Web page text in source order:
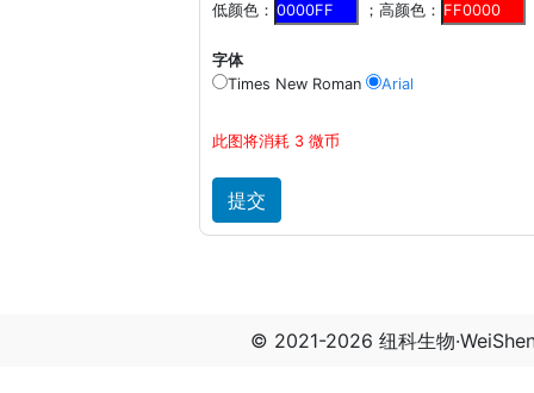
低颜色：
；高颜色：
字体
Times New Roman
Arial
此图将消耗 3 微币
© 2021-2026 纽科生物